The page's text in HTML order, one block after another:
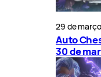
29 de
Auto
30 de